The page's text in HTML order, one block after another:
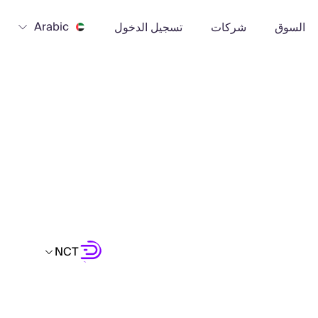
السوق شركات تسجيل الدخول Arabic
NCT